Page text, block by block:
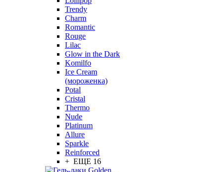
Trendy
Charm
Romantic
Rouge
Lilac
Glow in the Dark
Komilfo
Ice Cream
(мороженка)
Potal
Cristal
Thermo
Nude
Platinum
Allure
Sparkle
Reinforced
+ ЕЩЕ 16